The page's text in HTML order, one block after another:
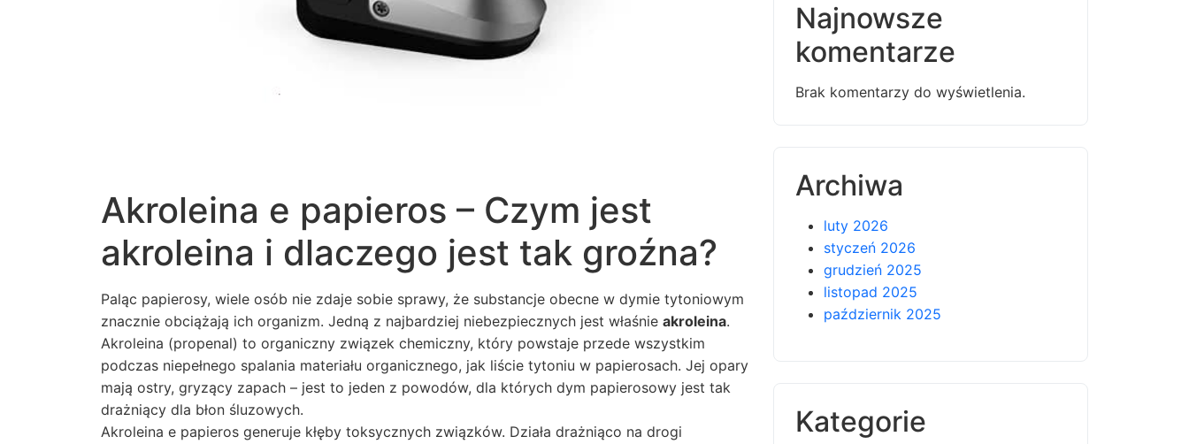
Akroleina e papieros – Czym jest
akroleina i dlaczego jest tak groźna?
Paląc papierosy, wiele osób nie zdaje sobie sprawy, że substancje obecne w dymie tytoniowym
znacznie obciążają ich organizm. Jedną z najbardziej niebezpiecznych jest właśnie akroleina.
Akroleina (propenal) to organiczny związek chemiczny, który powstaje przede wszystkim
podczas niepełnego spalania materiału organicznego, jak liście tytoniu w papierosach. Jej opary
mają ostry, gryzący zapach – jest to jeden z powodów, dla których dym papierosowy jest tak
drażniący dla błon śluzowych.
Akroleina e papieros generuje kłęby toksycznych związków. Działa drażniąco na drogi
Najnowsze
komentarze
Brak komentarzy do wyświetlenia.
Archiwa
luty 2026
styczeń 2026
grudzień 2025
listopad 2025
październik 2025
Kategorie